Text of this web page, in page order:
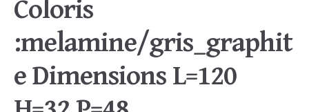
Coloris
:melamine/gris_graphit
e Dimensions L=120